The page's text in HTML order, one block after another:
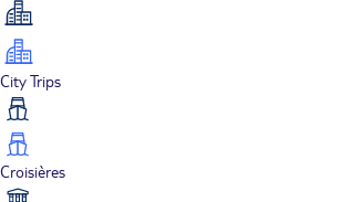
City Trips
Croisières